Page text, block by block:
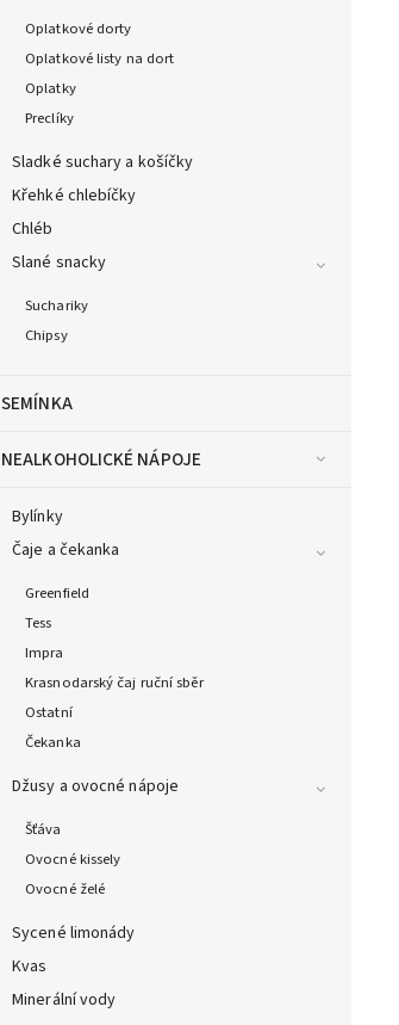
Oplatkové dorty
Oplatkové listy na dort
Oplatky
Preclíky
Sladké suchary a košíčky
Křehké chlebíčky
Chléb
Slané snacky
Suchariky
Chipsy
SEMÍNKA
NEALKOHOLICKÉ NÁPOJE
Bylínky
Čaje a čekanka
Greenfield
Tess
Impra
Krasnodarský čaj ruční sběr
Ostatní
Čekanka
Džusy a ovocné nápoje
Šťáva
Ovocné kissely
Ovocné želé
Sycené limonády
Kvas
Minerální vody